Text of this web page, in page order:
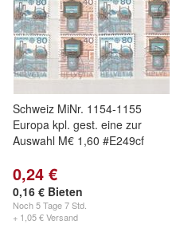
Schweiz MiNr. 1154-1155
Europa kpl. gest. eine zur
Auswahl M€ 1,60 #E249cf
0,24 €
0,16 € Bieten
Noch5 Tage 7 Std.
+ 1,05 € Versand